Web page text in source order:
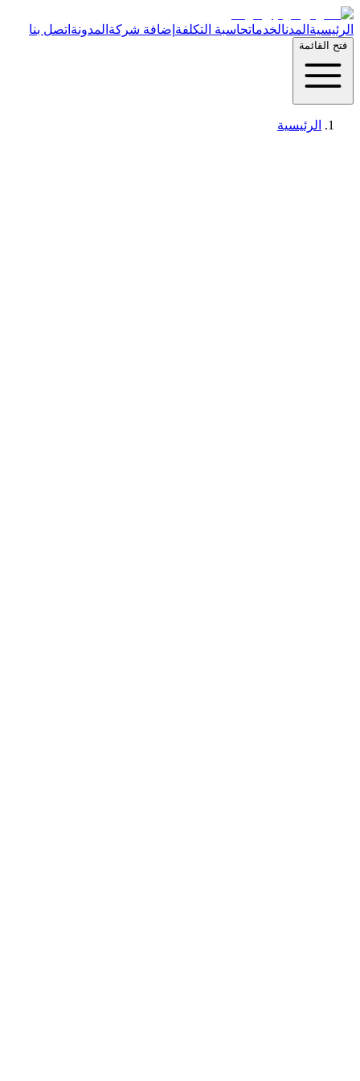
الرئيسية المدنالخدماتحاسبة التكلفة إضافة شركة المدونة اتصل بنا
فتح القائمة
الرئيسية